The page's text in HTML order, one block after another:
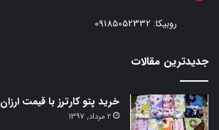
روبیکا: 09185052332
جدیدترین مقالات
خرید پتو کارترز با قیمت ارزان
2 مرداد, 1397